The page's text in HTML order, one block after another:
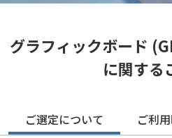
グラフィックボード
に関する
ご選定について ご利